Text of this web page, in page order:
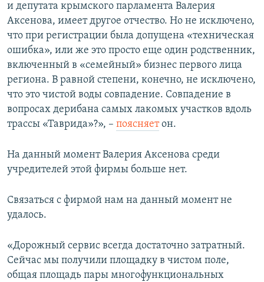
и депутата крымского парламента Валерия
Аксенова, имеет другое отчество. Но не исключено,
что при регистрации была допущена «техническая
ошибка», или же это просто еще один родственник,
включенный в «семейный» бизнес первого лица
региона. В равной степени, конечно, не исключено,
что это чистой воды совпадение. Совпадение в
вопросах дерибана самых лакомых участков вдоль
трассы «Таврида»?», – поясняетон.
На данный момент Валерия Аксенова среди
учредителей этой фирмы больше нет.
Связаться с фирмой нам на данный момент не
удалось.
«Дорожный сервис всегда достаточно затратный.
Сейчас мы получили площадку в чистом поле,
общая площадь пары многофункциональных